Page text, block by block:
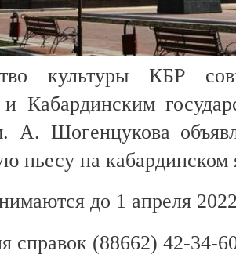
культуры КБР
Кабардинским
А. Шогенцукова
пьесу на
до 1 апреля
справок (88662) 42-34-